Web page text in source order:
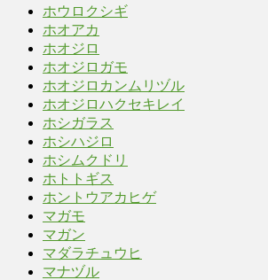
ホウロクシギ
ホオアカ
ホオジロ
ホオジロガモ
ホオジロカンムリヅル
ホオジロハクセキレイ
ホシガラス
ホシハジロ
ホシムクドリ
ホトトギス
ホントウアカヒゲ
マガモ
マガン
マダラチュウヒ
マナヅル